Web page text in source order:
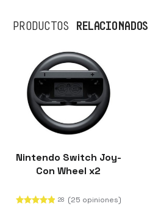
PRODUCTOS RELACIONADOS
Nintendo Switch Joy-
Con Wheel x2
28 (25 opiniones)